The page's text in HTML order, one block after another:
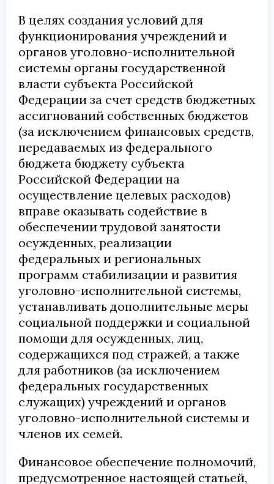
В целях создания условий для
функционирования учреждений и
органов уголовно-исполнительной
системы органы государственной
власти субъекта Российской
Федерации за счет средств бюджетных
ассигнований собственных бюджетов
(за исключением финансовых средств,
передаваемых из федерального
бюджета бюджету субъекта
Российской Федерации на
осуществление целевых расходов)
вправе оказывать содействие в
обеспечении трудовой занятости
осужденных, реализации
федеральных и региональных
программ стабилизации и развития
уголовно-исполнительной системы,
устанавливать дополнительные меры
социальной поддержки и социальной
помощи для осужденных, лиц,
содержащихся под стражей, а также
для работников (за исключением
федеральных государственных
служащих) учреждений и органов
уголовно-исполнительной системы и
членов их семей.
Финансовое обеспечение полномочий,
предусмотренное настоящей статьей,